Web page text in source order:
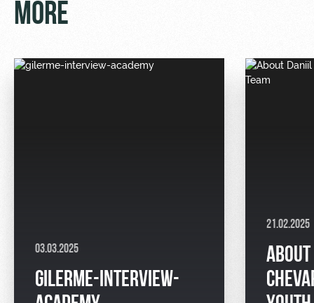
MORE
03.03.2025
GILERME-INTERVIEW-
21.02.2025